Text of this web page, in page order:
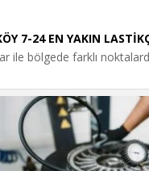
7-24 EN YAKIN
ile bölgede farklı